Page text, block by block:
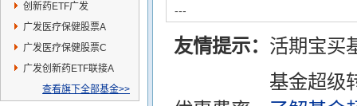
创新药ETF广发
广发医疗保健股票A
广发医疗保健股票C
广发创新药ETF联接A
查看旗下全部基金>>
---
友情提示： 活期宝买
基金超级